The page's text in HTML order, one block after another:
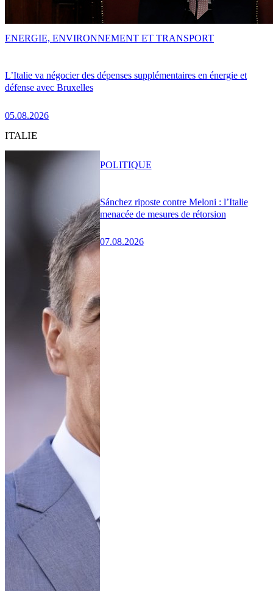
L’Italie va négocier des dépenses supplémentaires en énergie et
défense avec Bruxelles
05.08.2026
ENERGIE, ENVIRONNEMENT ET TRANSPORT
ITALIE
Sánchez riposte contre Meloni : l’Italie
menacée de mesures de rétorsion
07.08.2026
POLITIQUE